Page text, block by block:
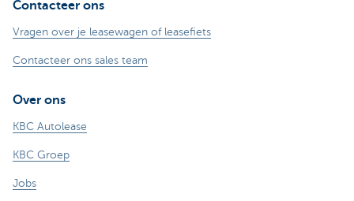
Contacteer ons
Vragen over je leasewagen of leasefiets
Contacteer ons sales team
Over ons
KBC Autolease
KBC Groep
Jobs